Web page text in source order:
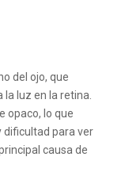
del ojo, que
luz en la retina.
opaco, lo que
dificultad para ver
causa de